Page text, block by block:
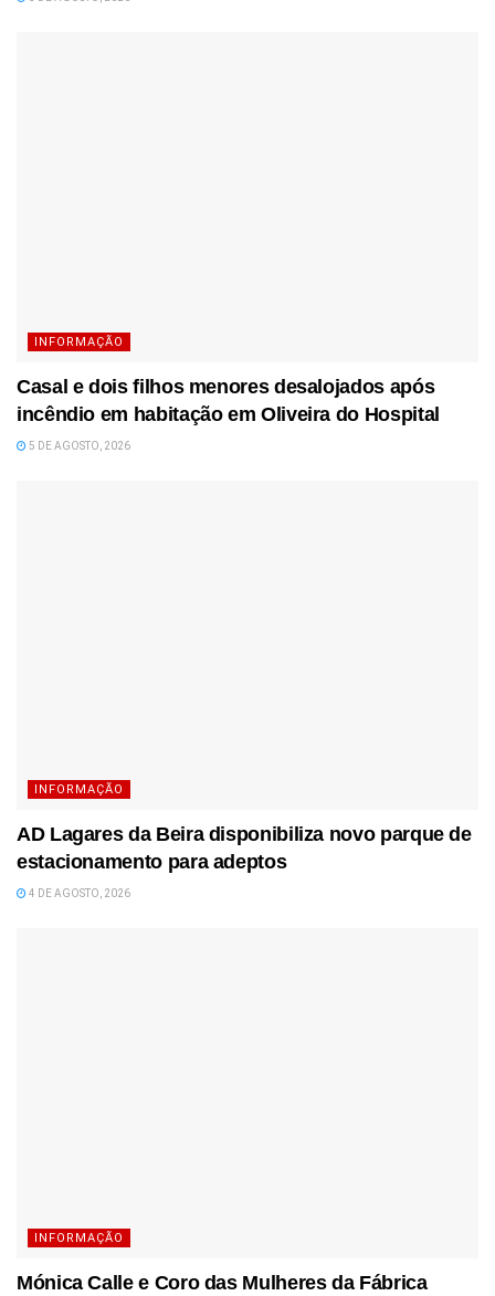
INFORMAÇÃO
Casal e dois filhos menores desalojados após
incêndio em habitação em Oliveira do Hospital
5 DE AGOSTO, 2026
INFORMAÇÃO
AD Lagares da Beira disponibiliza novo parque de
estacionamento para adeptos
4 DE AGOSTO, 2026
INFORMAÇÃO
Mónica Calle e Coro das Mulheres da Fábrica